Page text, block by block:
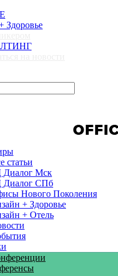
Здоровье
статьи
Диалог Мск
Диалог СПб
Нового Поколения
+ Здоровье
+ Отель